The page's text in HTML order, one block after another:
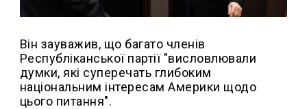
Він зауважив, що багато членів
Республіканської партії "висловлювали
думки, які суперечать глибоким
національним інтересам Америки щодо
цього питання".